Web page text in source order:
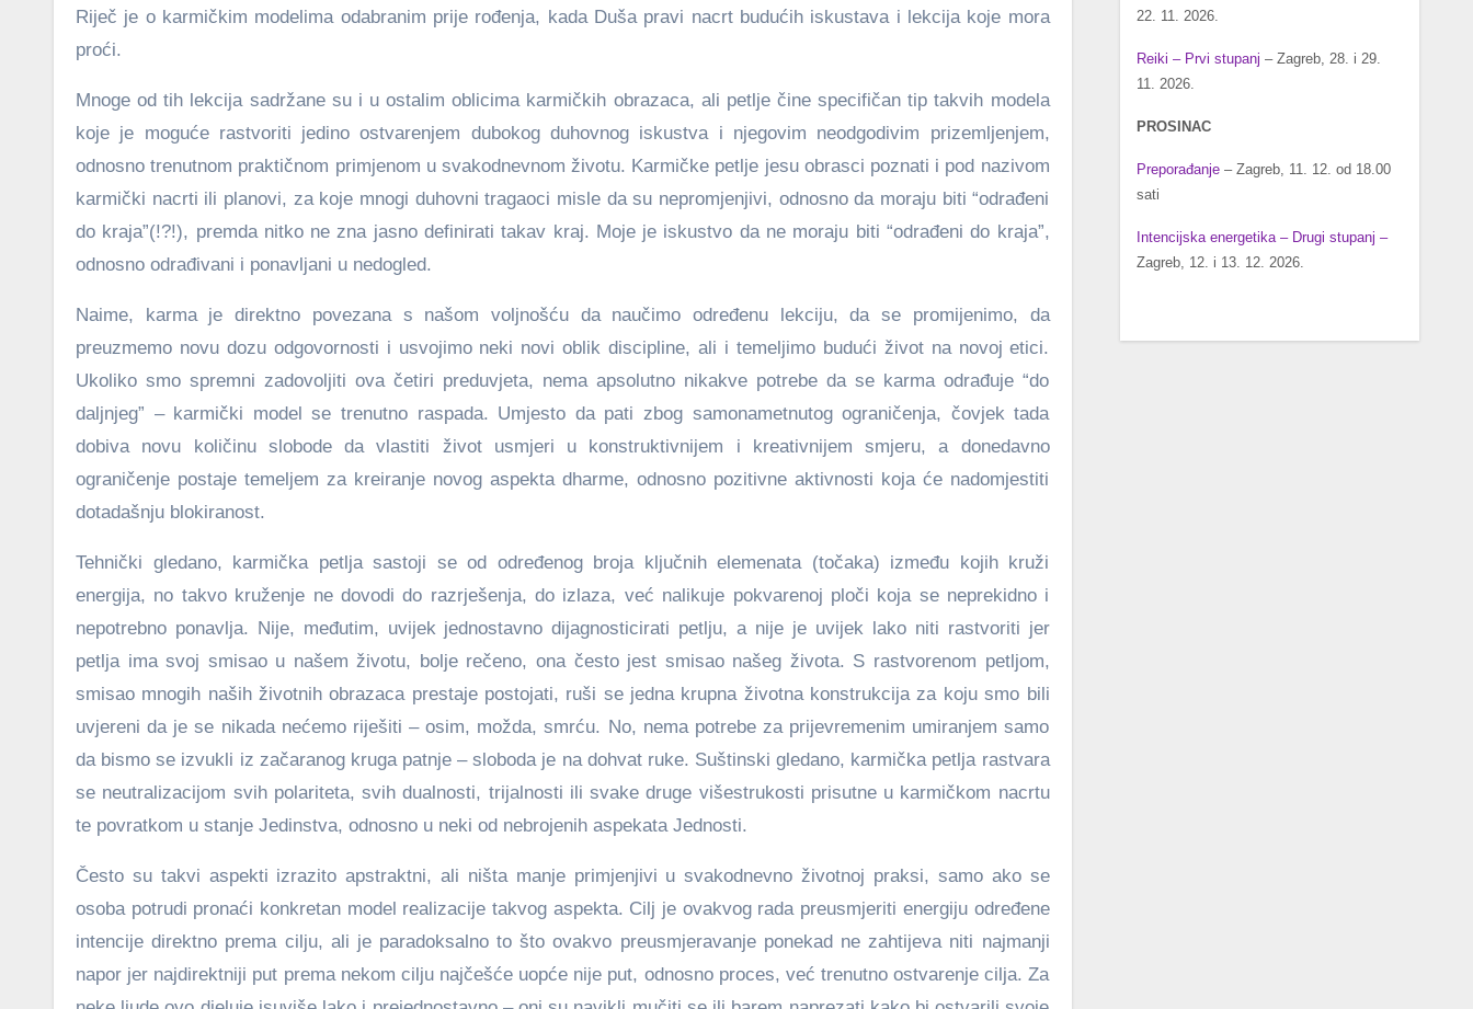
Riječ je o karmičkim modelima odabranim prije rođenja, kada Duša pravi nacrt budućih iskustava i lekcija koje mora
proći.
Mnoge od tih lekcija sadržane su i u ostalim oblicima karmičkih obrazaca, ali petlje čine specifičan tip takvih modela
koje je moguće rastvoriti jedino ostvarenjem dubokog duhovnog iskustva i njegovim neodgodivim prizemljenjem,
odnosno trenutnom praktičnom primjenom u svakodnevnom životu. Karmičke petlje jesu obrasci poznati i pod nazivom
karmički nacrti ili planovi, za koje mnogi duhovni tragaoci misle da su nepromjenjivi, odnosno da moraju biti “odrađeni
do kraja”(!?!), premda nitko ne zna jasno definirati takav kraj. Moje je iskustvo da ne moraju biti “odrađeni do kraja”,
odnosno odrađivani i ponavljani u nedogled.
Naime, karma je direktno povezana s našom voljnošću da naučimo određenu lekciju, da se promijenimo, da
preuzmemo novu dozu odgovornosti i usvojimo neki novi oblik discipline, ali i temeljimo budući život na novoj etici.
Ukoliko smo spremni zadovoljiti ova četiri preduvjeta, nema apsolutno nikakve potrebe da se karma odrađuje “do
daljnjeg” – karmički model se trenutno raspada. Umjesto da pati zbog samonametnutog ograničenja, čovjek tada
dobiva novu količinu slobode da vlastiti život usmjeri u konstruktivnijem i kreativnijem smjeru, a donedavno
ograničenje postaje temeljem za kreiranje novog aspekta dharme, odnosno pozitivne aktivnosti koja će nadomjestiti
dotadašnju blokiranost.
Tehnički gledano, karmička petlja sastoji se od određenog broja ključnih elemenata (točaka) između kojih kruži
energija, no takvo kruženje ne dovodi do razrješenja, do izlaza, već nalikuje pokvarenoj ploči koja se neprekidno i
nepotrebno ponavlja. Nije, međutim, uvijek jednostavno dijagnosticirati petlju, a nije je uvijek lako niti rastvoriti jer
petlja ima svoj smisao u našem životu, bolje rečeno, ona često jest smisao našeg života. S rastvorenom petljom,
smisao mnogih naših životnih obrazaca prestaje postojati, ruši se jedna krupna životna konstrukcija za koju smo bili
uvjereni da je se nikada nećemo riješiti – osim, možda, smrću. No, nema potrebe za prijevremenim umiranjem samo
da bismo se izvukli iz začaranog kruga patnje – sloboda je na dohvat ruke. Suštinski gledano, karmička petlja rastvara
se neutralizacijom svih polariteta, svih dualnosti, trijalnosti ili svake druge višestrukosti prisutne u karmičkom nacrtu
te povratkom u stanje Jedinstva, odnosno u neki od nebrojenih aspekata Jednosti.
Često su takvi aspekti izrazito apstraktni, ali ništa manje primjenjivi u svakodnevno životnoj praksi, samo ako se
osoba potrudi pronaći konkretan model realizacije takvog aspekta. Cilj je ovakvog rada preusmjeriti energiju određene
intencije direktno prema cilju, ali je paradoksalno to što ovakvo preusmjeravanje ponekad ne zahtijeva niti najmanji
napor jer najdirektniji put prema nekom cilju najčešće uopće nije put, odnosno proces, već trenutno ostvarenje cilja. Za
22. 11. 2026.
Reiki – Prvi stupanj – Zagreb, 28. i 29.
11. 2026.
PROSINAC
Preporađanje– Zagreb, 11. 12. od 18.00
sati
Intencijska energetika – Drugi stupanj –
Zagreb, 12. i 13. 12. 2026.